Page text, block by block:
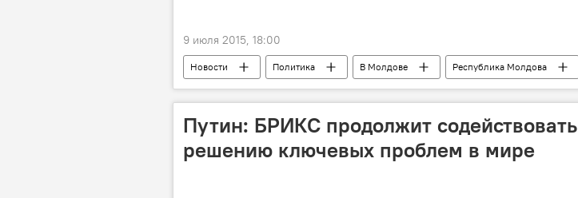
9 июля 2015, 18:00
Новости Политика В Молдове Республика Молдова
МВФ
коалиция переговоры
Путин: БРИКС продолжит содействовать
решению ключевых проблем в мире